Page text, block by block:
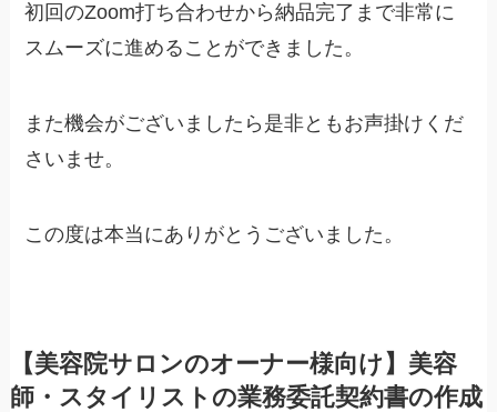
初回のZoom打ち合わせから納品完了まで非常に
スムーズに進めることができました。
また機会がございましたら是非ともお声掛けくだ
さいませ。
この度は本当にありがとうございました。
【美容院サロンのオーナー様向け】美容
師・スタイリストの業務委託契約書の作成